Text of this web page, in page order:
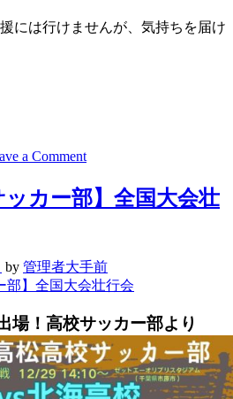
には行けませんが、気持ちを届け
a Commenton
【高
3
部】
サ
ッ
カ
ー
部
応
援
カー部】全国大会壮
by 管理者大手前
場！高校サッカー部より